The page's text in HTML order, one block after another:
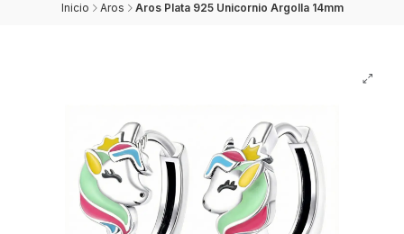
Inicio Aros Aros Plata 925 Unicornio Argolla 14mm